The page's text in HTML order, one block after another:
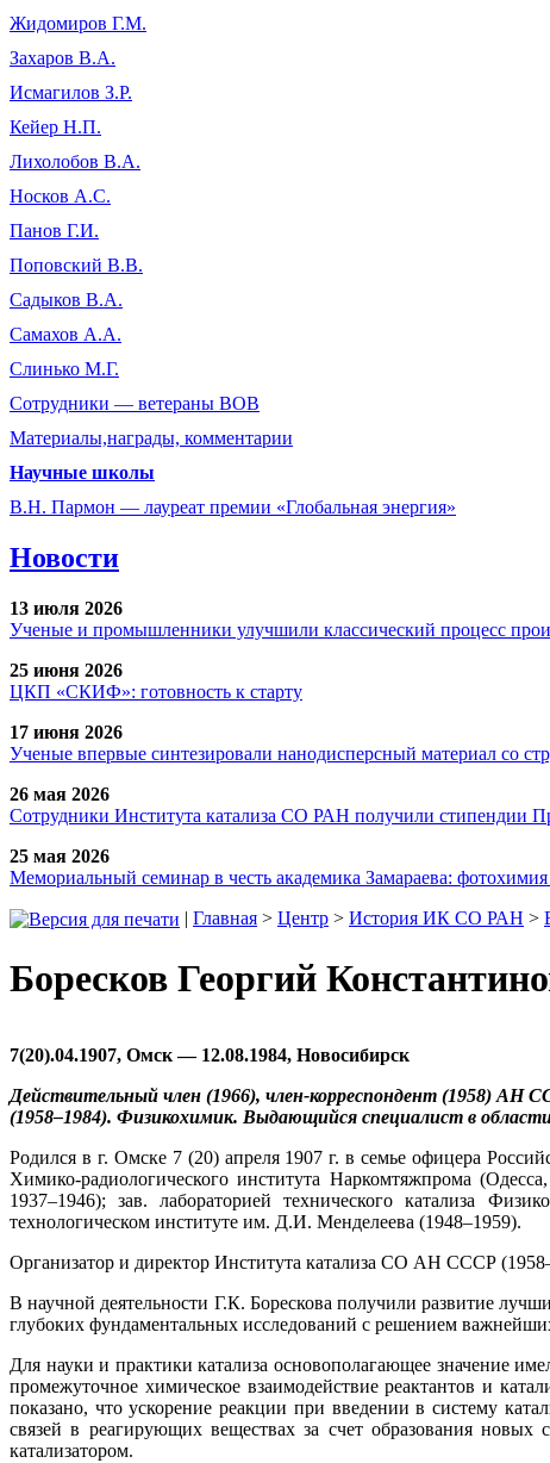
Жидомиров Г.М.
Захаров В.А.
Исмагилов З.Р.
Кейер Н.П.
Лихолобов В.А.
Носков А.С.
Панов Г.И.
Поповский В.В.
Садыков В.А.
Самахов А.А.
Слинько М.Г.
Сотрудники ― ветераны ВОВ
Материалы,награды, комментарии
Научные школы
В.Н. Пармон — лауреат премии «Глобальная энергия»
Новости
13 июля 2026
Ученые и промышленники улучшили классический процесс
25 июня 2026
ЦКП «СКИФ»: готовность к старту
17 июня 2026
Ученые впервые синтезировали нанодисперсный материал со
26 мая 2026
Сотрудники Института катализа СО РАН получили стипендии
25 мая 2026
Мемориальный семинар в честь академика Замараева: фотохимия
| Главная > Центр > История ИК СО РАН >
Боресков Георгий
7(20).04.1907, Омск — 12.08.1984, Новосибирск
Действительный член (1966), член-корреспондент (1958)
(1958–1984). Физикохимик. Выдающийся специалист в
Родился в г. Омске 7 (20) апреля 1907 г. в семье офицера
Химико-радиологического института Наркомтяжпрома
1937–1946); зав. лабораторией технического катализа
технологическом институте им. Д.И. Менделеева (1948–1959).
Организатор и директор Института катализа СО АН СССР
В научной деятельности Г.К. Борескова получили развитие
глубоких фундаментальных исследований с решением
Для науки и практики катализа основополагающее значение
промежуточное химическое взаимодействие реактантов и
показано, что ускорение реакции при введении в систему
связей в реагирующих веществах за счет образования новых
катализатором.